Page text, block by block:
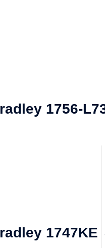
1756-
1747KE